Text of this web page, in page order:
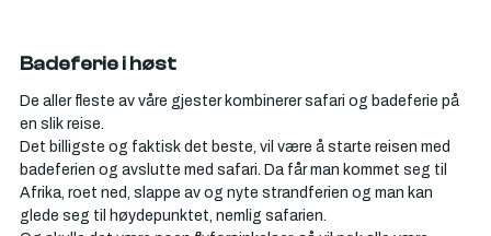
Badeferie i høst
De aller fleste av våre gjester kombinerer safari og badeferie på
en slik reise.
Det billigste og faktisk det beste, vil være å starte reisen med
badeferien og avslutte med safari. Da får man kommet seg til
Afrika, roet ned, slappe av og nyte strandferien og man kan
glede seg til høydepunktet, nemlig safarien.